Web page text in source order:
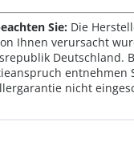
Sie: Die
Ihnen verursacht
Deutschland.
entnehmen
nicht